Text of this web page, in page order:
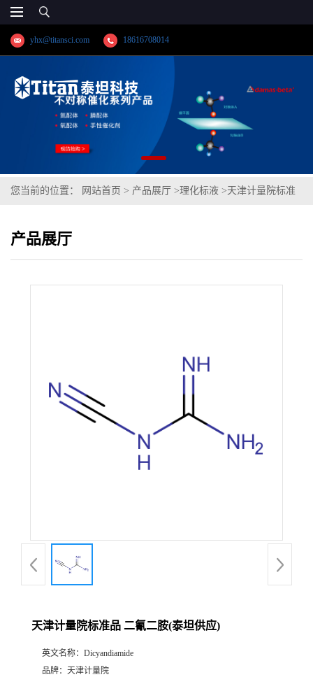
yhx@titansci.com 18616708014
您当前的位置： 网站首页 > 产品展厅 >理化标液 >天津计量院标准
产品展厅
天津计量院标准品 二氰二胺(泰坦供应)
英文名称： Dicyandiamide
品牌： 天津计量院